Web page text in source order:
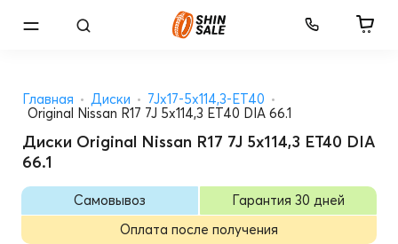
Главная Диски
7Jx17-5x114,3-ET40
Original Nissan R17 7J 5x114,3 ET40 DIA 66.1
Диски Original Nissan R17 7J 5x114,3 ET40 DIA
66.1
Самовывоз
Гарантия 30 дней
Оплата после получения